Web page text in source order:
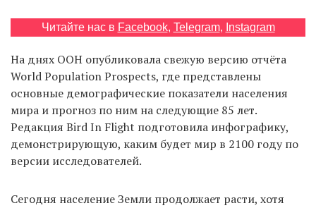
EN
UA
Читайте нас в Facebook, Telegram, Instagram
На днях ООН опубликовала свежую версию отчёта
World Population Prospects, где представлены
основные демографические показатели населения
мира и прогноз по ним на следующие 85 лет.
Редакция Bird In Flight подготовила инфографику,
демонстрирующую, каким будет мир в 2100 году по
версии исследователей.
Сегодня население Земли продолжает расти, хотя